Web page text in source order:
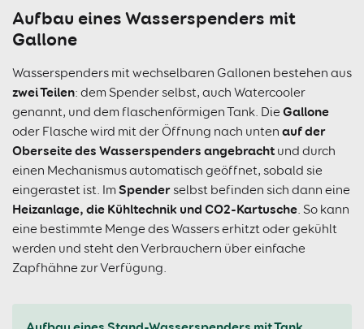
Aufbau eines Wasserspenders mit
Gallone
Wasserspenders mit wechselbaren Gallonen bestehen aus
zwei Teilen: dem Spender selbst, auch Watercooler
genannt, und dem flaschenförmigen Tank. Die Gallone
oder Flasche wird mit der Öffnung nach unten auf der
Oberseite des Wasserspenders angebrachtund durch
einen Mechanismus automatisch geöffnet, sobald sie
eingerastet ist. Im Spenderselbst befinden sich dann eine
Heizanlage, die Kühltechnik und CO2-Kartusche. So kann
eine bestimmte Menge des Wassers erhitzt oder gekühlt
werden und steht den Verbrauchern über einfache
Zapfhähne zur Verfügung.